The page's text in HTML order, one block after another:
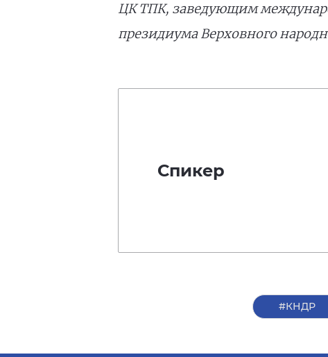
ЦК ТПК, заведующим
президиума Верховного
Спикер
#КНДР